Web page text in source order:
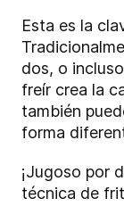
Esta es la
dos, o
freír crea la
también
forma
¡Jugoso por
técnica de